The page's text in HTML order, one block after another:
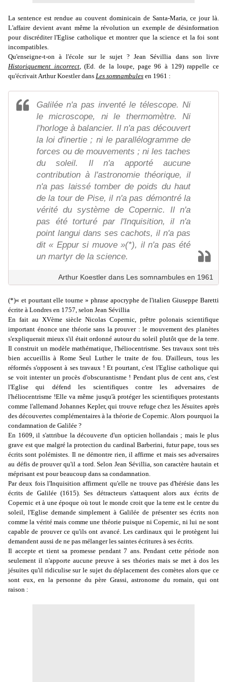
La sentence est rendue au couvent dominicain de Santa-Maria, ce jour là.
L'affaire devient avant même la révolution un exemple de désinformation
pour discréditer l'Eglise catholique et montrer que la science et la foi sont
incompatibles.
Qu'enseigne-t-on à l'école sur le sujet ? Jean Sévillia dans son livre
Historiquement incorrect, (Ed. de la loupe, page 96 à 129) rappelle ce
qu'écrivait Arthur Koestler dans Les somnambules en 1961 :
Galilée n'a pas inventé le télescope. Ni
le microscope, ni le thermomètre. Ni
l'horloge à balancier. Il n'a pas découvert
la loi d'inertie ; ni le parallélogramme de
forces ou de mouvements ; ni les taches
du soleil. Il n'a apporté aucune
contribution à l'astronomie théorique, il
n'a pas laissé tomber de poids du haut
de la tour de Pise, il n'a pas démontré la
vérité du système de Copernic. Il n'a
pas été torturé par l'Inquisition, il n'a
point langui dans ses cachots, il n'a pas
dit « Eppur si muove »(*), il n'a pas été
un martyr de la science.
Arthur Koestler dans Les somnambules en 1961
(*)« et pourtant elle tourne » phrase apocryphe de l'italien Giuseppe Baretti
écrite à Londres en 1757, selon Jean Sévillia
En fait au XVème siècle Nicolas Copernic, prêtre polonais scientifique
important énonce une théorie sans la prouver : le mouvement des planètes
s'expliquerait mieux s'il était ordonné autour du soleil plutôt que de la terre.
Il construit un modèle mathématique, l'héliocentrisme. Ses travaux sont très
bien accueillis à Rome Seul Luther le traite de fou. D'ailleurs, tous les
réformés s'opposent à ses travaux ! Et pourtant, c'est l'Eglise catholique qui
se voit intenter un procès d'obscurantisme ! Pendant plus de cent ans, c'est
l'Eglise qui défend les scientifiques contre les adversaires de
l'héliocentrisme !Elle va même jusqu'à protéger les scientifiques protestants
comme l'allemand Johannes Kepler, qui trouve refuge chez les Jésuites après
des découvertes complémentaires à la théorie de Copernic. Alors pourquoi la
condamnation de Galilée ?
En 1609, il s'attribue la découverte d'un opticien hollandais ; mais le plus
grave est que malgré la protection du cardinal Barberini, futur pape, tous ses
écrits sont polémistes. Il ne démontre rien, il affirme et mais ses adversaires
au défis de prouver qu'il a tord. Selon Jean Sévillia, son caractère hautain et
méprisant est pour beaucoup dans sa condamnation.
Par deux fois l'Inquisition affirment qu'elle ne trouve pas d'hérésie dans les
écrits de Galilée (1615). Ses détracteurs s'attaquent alors aux écrits de
Copernic et à une époque où tout le monde croit que la terre est le centre du
soleil, l'Eglise demande simplement à Galilée de présenter ses écrits non
comme la vérité mais comme une théorie puisque ni Copernic, ni lui ne sont
capable de prouver ce qu'ils ont avancé. Les cardinaux qui le protègent lui
demandent aussi de ne pas mélanger les saintes écritures à ses écrits.
Il accepte et tient sa promesse pendant 7 ans. Pendant cette période non
seulement il n'apporte aucune preuve à ses théories mais se met à dos les
jésuites qu'il ridiculise sur le sujet du déplacement des comètes alors que ce
sont eux, en la personne du père Grassi, astronome du romain, qui ont
raison :